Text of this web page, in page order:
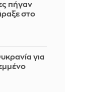
πήγαν
στο
για